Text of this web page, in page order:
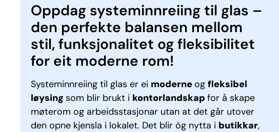
Oppdag systeminnreiing til glas –
den perfekte balansen mellom
stil, funksjonalitet og fleksibilitet
for eit moderne rom!
Systeminnreiing til glas er ei moderneog fleksibel
løysing som blir brukt i kontorlandskap for å skape
møterom og arbeidsstasjonar utan at det går utover
den opne kjensla i lokalet. Det blir òg nytta i butikkar,